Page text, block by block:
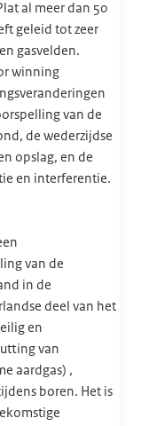
al meer dan 50
geleid tot zeer
gasvelden.
winning
van de
de wederzijdse
opslag, en de
en interferentie.
van de
in de
deel van het
en
van
aardgas) ,
boren. Het is